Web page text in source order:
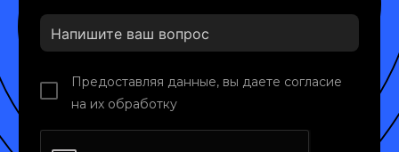
Предоставляя данные, вы даете согласие
на их обработку